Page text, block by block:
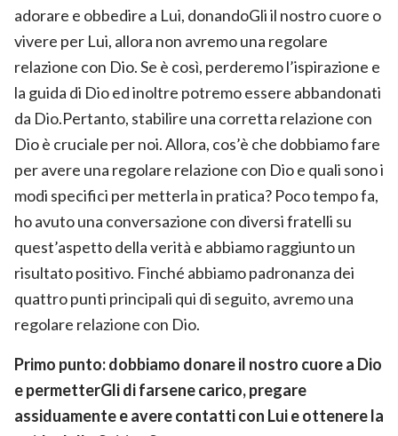
adorare e obbedire a Lui, donandoGli il nostro cuore o
vivere per Lui, allora non avremo una regolare
relazione con Dio. Se è così, perderemo l’ispirazione e
la guida di Dio ed inoltre potremo essere abbandonati
da Dio.Pertanto, stabilire una corretta relazione con
Dio è cruciale per noi. Allora, cos’è che dobbiamo fare
per avere una regolare relazione con Dio e quali sono i
modi specifici per metterla in pratica? Poco tempo fa,
ho avuto una conversazione con diversi fratelli su
quest’aspetto della verità e abbiamo raggiunto un
risultato positivo. Finché abbiamo padronanza dei
quattro punti principali qui di seguito, avremo una
regolare relazione con Dio.
Primo punto: dobbiamo donare il nostro cuore a Dio
e permetterGli di farsene carico, pregare
assiduamente e avere contatti con Lui e ottenere la